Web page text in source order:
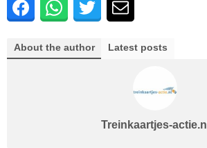
About the author Latest posts
Treinkaartjes-actie.nl